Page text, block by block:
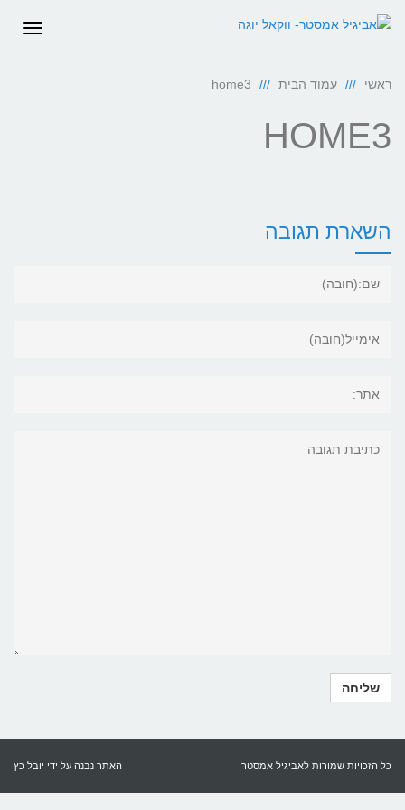
ראשי עמוד הבית home3
HOME3
השארת תגובה
כל הזכויות שמורות לאביגיל אמסטר האתר נבנה על ידי יובל כץ